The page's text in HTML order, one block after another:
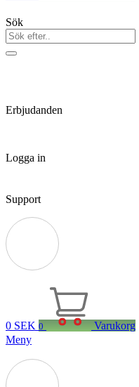
Sök
Erbjudanden
Logga in
Support
0 SEK 0
Varukorg
Meny